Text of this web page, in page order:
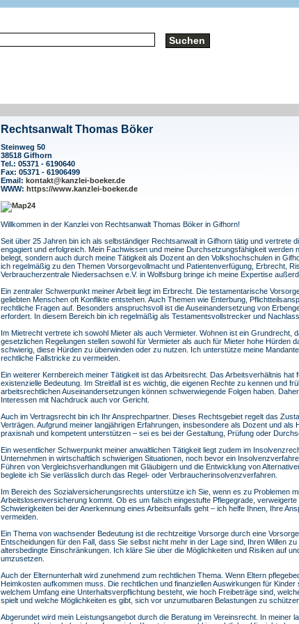
Rechtsanwalt Thomas Böker
Steinweg 50
38518 Gifhorn
Tel.: 05371 - 6190640
Fax: 05371 - 61906499
Email: kontakt@kanzlei-boeker.de
WWW: https://www.kanzlei-boeker.de
Willkommen in der Kanzlei von Rechtsanwalt Thomas Böker in Gifhorn!
Seit über 25 Jahren bin ich als selbständiger Rechtsanwalt in Gifhorn tätig und vertrete
engagiert und erfolgreich. Mein Fachwissen und meine Durchsetzungsfähigkeit werden
belegt, sondern auch durch meine Tätigkeit als Dozent an den Volkshochschulen in
ich regelmäßig zu den Themen Vorsorgevollmacht und Patientenverfügung, Erbrecht,
Verbraucherzentrale Niedersachsen e.V. in Wolfsburg bringe ich meine Expertise
Ein zentraler Schwerpunkt meiner Arbeit liegt im Erbrecht. Die testamentarische
geliebten Menschen oft Konflikte entstehen. Auch Themen wie Enterbung,
rechtliche Fragen auf. Besonders anspruchsvoll ist die Auseinandersetzung von
erfordert. In diesem Bereich bin ich regelmäßig als Testamentsvollstrecker und
Im Mietrecht vertrete ich sowohl Mieter als auch Vermieter. Wohnen ist ein
gesetzlichen Regelungen stellen sowohl für Vermieter als auch für Mieter hohe Hürden
schwierig, diese Hürden zu überwinden oder zu nutzen. Ich unterstütze meine
rechtliche Fallstricke zu vermeiden.
Ein weiterer Kernbereich meiner Tätigkeit ist das Arbeitsrecht. Das Arbeitsverhältnis hat
existenzielle Bedeutung. Im Streitfall ist es wichtig, die eigenen Rechte zu kennen und
arbeitsrechtlichen Auseinandersetzungen können schwerwiegende Folgen haben.
Interessen mit Nachdruck auch vor Gericht.
Auch im Vertragsrecht bin ich Ihr Ansprechpartner. Dieses Rechtsgebiet regelt das
Verträgen. Aufgrund meiner langjährigen Erfahrungen, insbesondere als Dozent und
praxisnah und kompetent unterstützen – sei es bei der Gestaltung, Prüfung oder
Ein wesentlicher Schwerpunkt meiner anwaltlichen Tätigkeit liegt zudem im
Unternehmen in wirtschaftlich schwierigen Situationen, noch bevor ein
Führen von Vergleichsverhandlungen mit Gläubigern und die Entwicklung von
begleite ich Sie verlässlich durch das Regel- oder Verbraucherinsolvenzverfahren.
Im Bereich des Sozialversicherungsrechts unterstütze ich Sie, wenn es zu Problemen
Arbeitslosenversicherung kommt. Ob es um falsch eingestufte Pflegegrade,
Schwierigkeiten bei der Anerkennung eines Arbeitsunfalls geht – ich helfe Ihnen, Ihre
vermeiden.
Ein Thema von wachsender Bedeutung ist die rechtzeitige Vorsorge durch eine
Entscheidungen für den Fall, dass Sie selbst nicht mehr in der Lage sind, Ihren Willen
altersbedingte Einschränkungen. Ich kläre Sie über die Möglichkeiten und Risiken auf
umzusetzen.
Auch der Elternunterhalt wird zunehmend zum rechtlichen Thema. Wenn Eltern
Heimkosten aufkommen muss. Die rechtlichen und finanziellen Auswirkungen für
welchem Umfang eine Unterhaltsverpflichtung besteht, wie hoch Freibeträge sind,
spielt und welche Möglichkeiten es gibt, sich vor unzumutbaren Belastungen zu
Abgerundet wird mein Leistungsangebot durch die Beratung im Vereinsrecht. In meiner